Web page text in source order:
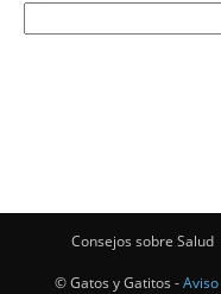
Consejos sobre Salud
© Gatos y Gatitos -